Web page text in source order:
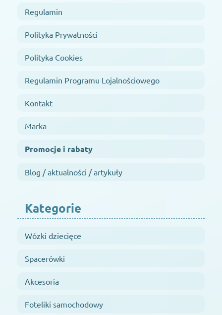
Regulamin
Polityka Prywatności
Polityka Cookies
Regulamin Programu Lojalnościowego
Kontakt
Marka
Promocje i rabaty
Blog / aktualności / artykuły
Kategorie
Wózki dziecięce
Spacerówki
Akcesoria
Foteliki samochodowy